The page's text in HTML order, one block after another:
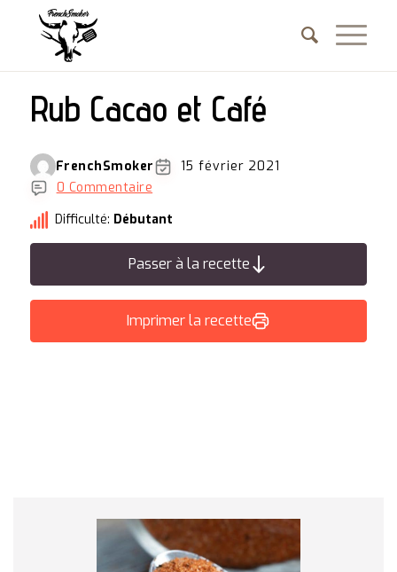
Rub Cacao et Café
FrenchSmoker
15 février 2021
0 Commentaire
Difficulté: Débutant
Passer à la recette
Imprimer la recette